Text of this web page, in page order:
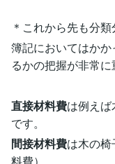
＊これから先も分
簿記においてはか
るかの把握が非常に
直接材料費は例え
です。
間接材料費は木の
料費）。